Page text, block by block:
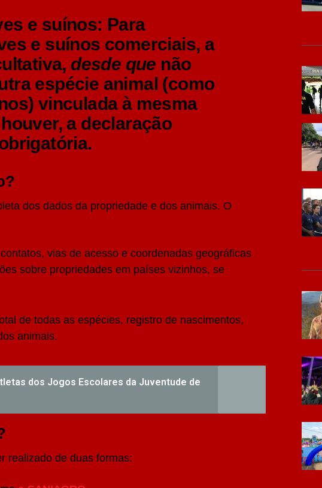
e suínos: Para
e suínos comerciais, a
desde que não
espécie animal (como
vinculada à mesma
a declaração
dos dados da propriedade e dos animais. O
vias de acesso e coordenadas geográficas
sobre propriedades em países vizinhos, se
de todas as espécies, registro de nascimentos,
animais.
dos Jogos Escolares da Juventude de
realizado de duas formas: